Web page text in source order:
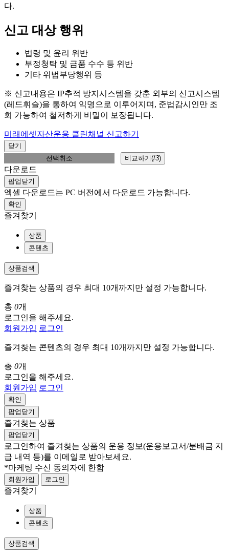
다.
신고 대상 행위
법령 및 윤리 위반
부정청탁 및 금품 수수 등 위반
기타 위법부당행위 등
※ 신고내용은 IP추적 방지시스템을 갖춘 외부의 신고시스템
(레드휘슬)을 통하여 익명으로 이루어지며, 준법감시인만 조
회 가능하여 철저하게 비밀이 보장됩니다.
미래에셋자산운용 클린채널 신고하기
닫기
선택취소
비교하기(/3)
다운로드
팝업닫기
엑셀 다운로드는 PC 버전에서 다운로드 가능합니다.
확인
즐겨찾기
상품
콘텐츠
상품검색
즐겨찾는 상품의 경우 최대 10개까지만 설정 가능합니다.
총 0개
로그인을 해주세요.
회원가입 로그인
즐겨찾는 콘텐츠의 경우 최대 10개까지만 설정 가능합니다.
총 0개
로그인을 해주세요.
회원가입 로그인
확인
팝업닫기
즐겨찾는 상품
팝업닫기
로그인하여 즐겨찾는 상품의 운용 정보(운용보고서/분배금 지
급 내역 등)를 이메일로 받아보세요.
*마케팅 수신 동의자에 한함
회원가입 로그인
즐겨찾기
상품
콘텐츠
상품검색